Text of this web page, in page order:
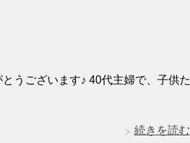
うございます♪ 40代主婦で、子供た
続きを読む